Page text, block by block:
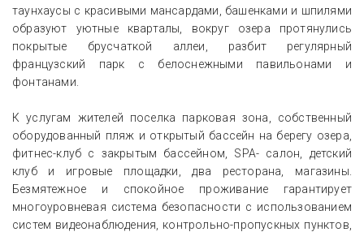
таунхаусы с красивыми мансардами, башенками и шпилями
образуют уютные кварталы, вокруг озера протянулись
покрытые брусчаткой аллеи, разбит регулярный
французский парк с белоснежными павильонами и
фонтанами.
К услугам жителей поселка парковая зона, собственный
оборудованный пляж и открытый бассейн на берегу озера,
фитнес-клуб с закрытым бассейном, SPA- салон, детский
клуб и игровые площадки, два ресторана, магазины.
Безмятежное и спокойное проживание гарантирует
многоуровневая система безопасности с использованием
систем видеонаблюдения, контрольно-пропускных пунктов,